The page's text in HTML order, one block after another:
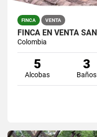
FINCA VENTA
Colombia
5
Alcobas
3
Baños